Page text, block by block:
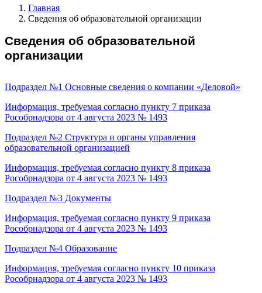
Главная
Сведения об образовательной организации
Сведения об образовательной
организации
Подраздел №1 Основные сведения о компании «Деловой»
Информация, требуемая согласно пункту 7 приказа
Рособрнадзора от 4 августа 2023 № 1493
Подраздел №2 Структура и органы управления
образовательной организацией
Информация, требуемая согласно пункту 8 приказа
Рособрнадзора от 4 августа 2023 № 1493
Подраздел №3 Документы
Информация, требуемая согласно пункту 9 приказа
Рособрнадзора от 4 августа 2023 № 1493
Подраздел №4 Образование
Информация, требуемая согласно пункту 10 приказа
Рособрнадзора от 4 августа 2023 № 1493